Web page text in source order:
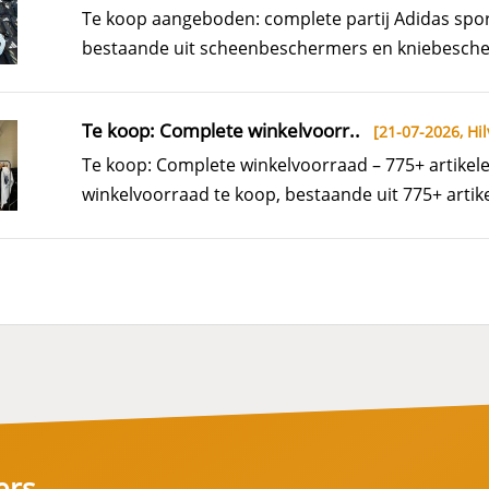
Te koop aangeboden: complete partij Adidas
bestaande uit scheenbeschermers en
Te koop: Complete winkelvoorr.. [21-07-2026,
Te koop: Complete winkelvoorraad – 775+
winkelvoorraad te koop, bestaande uit 775+